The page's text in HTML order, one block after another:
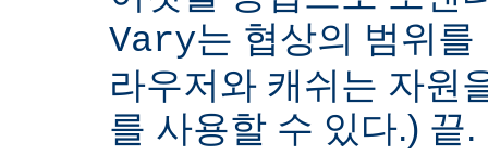
Vary는 협상의 범위
라우저와 캐쉬는 자원
를 사용할 수 있다.) 끝.